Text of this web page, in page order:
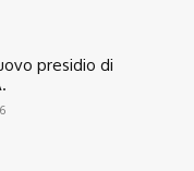
presidio di